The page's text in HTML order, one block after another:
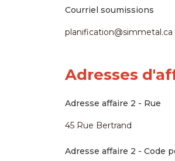
Courriel soumissions
planification@simmetal.ca
Adresses
Adresse affaire 2 - Rue
45 Rue Bertrand
Adresse affaire 2 - Code